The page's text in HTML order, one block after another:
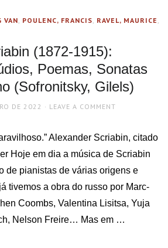
VAN, POULENC, FRANCIS, RAVEL, MAURICE ,
(1872-1915):
Poemas, Sonatas
(Sofronitsky, Gilels)
DE 2022 LEAVE A COMMENT
Alexander Scriabin, citado
Hoje em dia a música de Scriabin
de pianistas de várias origens e
tivemos a obra do russo por Marc-
Coombs, Valentina Lisitsa, Yuja
Nelson Freire… Mas em …